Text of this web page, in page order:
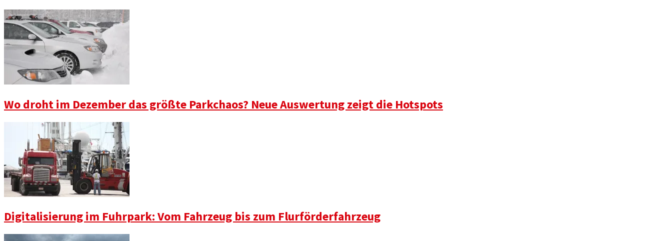
Wo droht im Dezember das größte Parkchaos? Neue Auswertung zeigt die Hotspots
Digitalisierung im Fuhrpark: Vom Fahrzeug bis zum Flurförderfahrzeug